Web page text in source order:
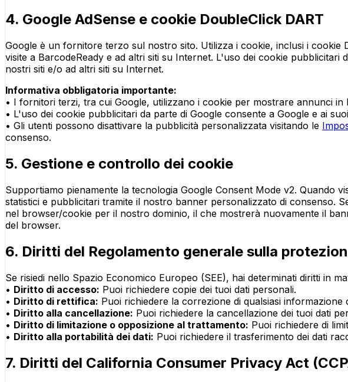
4. Google AdSense e cookie DoubleClick DART
Google è un fornitore terzo sul nostro sito. Utilizza i cookie, inclusi i
visite a BarcodeReady e ad altri siti su Internet. L'uso dei cookie
nostri siti e/o ad altri siti su Internet.
Informativa obbligatoria importante:
• I fornitori terzi, tra cui Google, utilizzano i cookie per mostrare annunci
• L'uso dei cookie pubblicitari da parte di Google consente a Google e ai
• Gli utenti possono disattivare la pubblicità personalizzata visitando le
consenso.
5. Gestione e controllo dei cookie
Supportiamo pienamente la tecnologia Google Consent Mode v2. Quando
statistici e pubblicitari tramite il nostro banner personalizzato di consenso.
nel browser/cookie per il nostro dominio, il che mostrerà nuovamente il
del browser.
6. Diritti del Regolamento generale sulla
Se risiedi nello Spazio Economico Europeo (SEE), hai determinati diritti in
• Diritto di accesso: Puoi richiedere copie dei tuoi dati personali.
• Diritto di rettifica: Puoi richiedere la correzione di qualsiasi informazione
• Diritto alla cancellazione: Puoi richiedere la cancellazione dei tuoi dati
• Diritto di limitazione o opposizione al trattamento: Puoi richiedere di
• Diritto alla portabilità dei dati: Puoi richiedere il trasferimento dei dati
7. Diritti del California Consumer Privacy Act